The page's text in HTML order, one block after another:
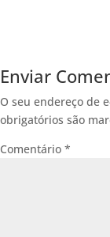
Enviar
O seu endereço de
obrigatórios são
Comentário *